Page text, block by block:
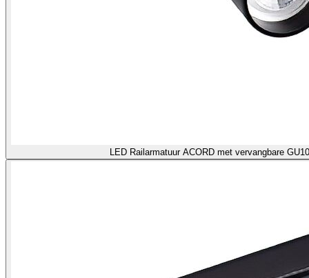
LED Railarmatuur ACORD met